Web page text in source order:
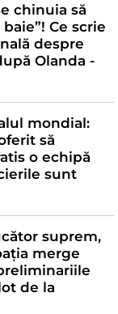
chinuia să
Ce scrie
despre
Olanda -
mondial:
să
o echipă
sunt
suprem,
merge
de la